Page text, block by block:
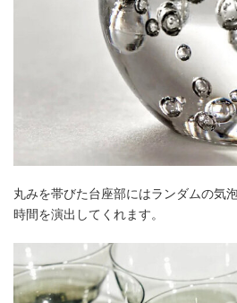
丸みを帯びた台座部にはランダムの気
時間を演出してくれます。